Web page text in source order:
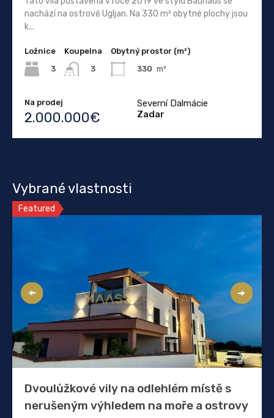
nachází na ostrově Ugljan. Na 330 m² obytné plochy jsou
k...
Ložnice
3
Koupelna
3
Obytný prostor (m²)
330 m²
Na prodej
2.000.000€
Severní Dalmácie
Zadar
Vybrané vlastnosti
Featured
Dvoulůžkové vily na odlehlém místě s
nerušeným výhledem na moře a ostrovy